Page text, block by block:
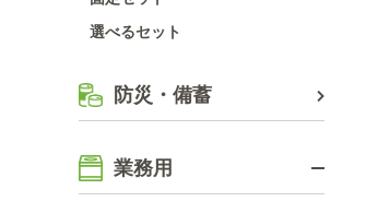
選べるセット
防災・備蓄
業務用